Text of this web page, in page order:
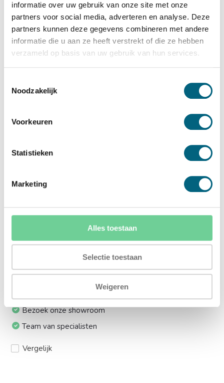
informatie over uw gebruik van onze site met onze
partners voor social media, adverteren en analyse. Deze
partners kunnen deze gegevens combineren met andere
informatie die u aan ze heeft verstrekt of die ze hebben
verzameld op basis van uw gebruik van hun services.
Noodzakelijk
Voorkeuren
Statistieken
Marketing
Alles toestaan
Selectie toestaan
Weigeren
Op voorraad: .
Bekijk de reviews
Zeer degelijke officieel ECB-S gecertificeerde brand en
inbraakwerende privékluis in de klasse 1 / grade I / CEN 1
dubbelbaard sleutelslot....
Meerprijs installeren begane grond of op etage met
lift:
Ja (+€249,00)
Ik installeer de kluis graag zelf:
Ja, levering tot aan uw voordeur
Bezoek onze showroom
Team van specialisten
Vergelijk